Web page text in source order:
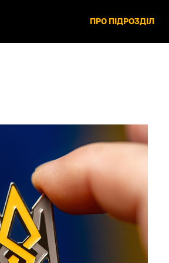
ПРО ПІДРОЗДІЛ